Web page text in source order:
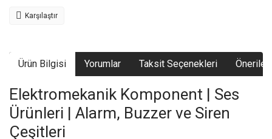
Karşılaştır
Ürün Bilgisi Yorumlar Taksit Seçenekleri
Elektromekanik Komponent | Ses
Ürünleri | Alarm, Buzzer ve Siren
Çeşitleri